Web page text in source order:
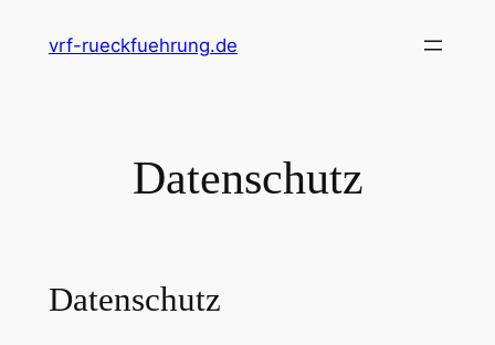
Inhaltvrf-rueckfuehrung.de
Datenschutz
Datenschutz